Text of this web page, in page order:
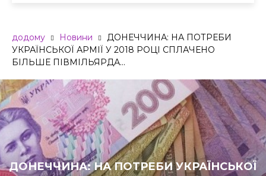
додому Новини
ДОНЕЧЧИНА: НА ПОТРЕБИ
УКРАЇНСЬКОЇ АРМІЇ У 2018 РОЦІ СПЛАЧЕНО
БІЛЬШЕ ПІВМІЛЬЯРДА...
ДОНЕЧЧИНА: НА ПОТРЕБИ УКРАЇНСЬКОЇ